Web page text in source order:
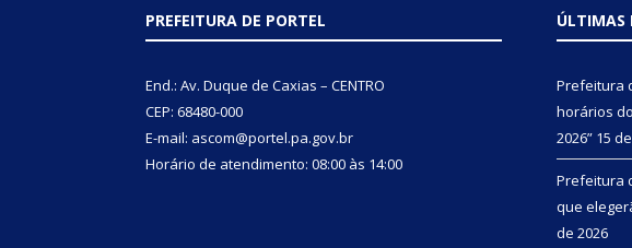
PREFEITURA DE PORTEL
End.: Av. Duque de Caxias – CENTRO
CEP: 68480-000
E-mail: ascom@portel.pa.gov.br
Horário de atendimento: 08:00 às 14:00
ÚLTIMAS
Prefeitura
horários
2026” 15
Prefeitura
que
de 2026